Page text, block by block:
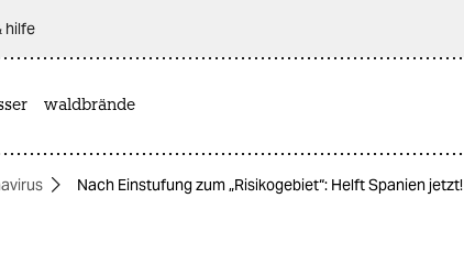
hilfe
waldbrände
Nach Einstufung zum „Risikogebiet“: Helft Spanien jetzt!